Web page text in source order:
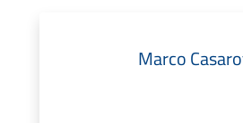
Marco